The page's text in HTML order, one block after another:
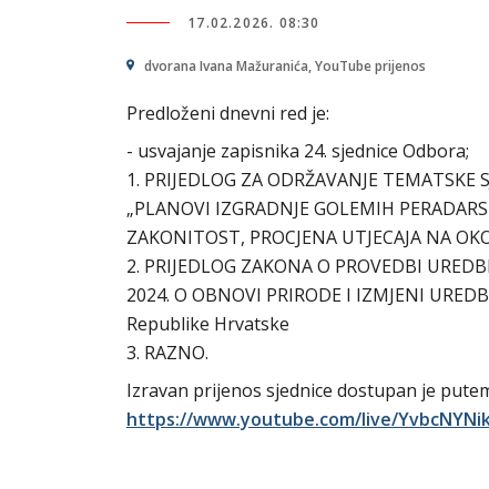
17.02.2026. 08:30
dvorana Ivana Mažuranića, YouTube prijenos
Predloženi dnevni red je:
- usvajanje zapisnika 24. sjednice Odbora;
1. PRIJEDLOG ZA ODRŽAVANJE
„PLANOVI IZGRADNJE GOLEMIH
ZAKONITOST, PROCJENA UTJECAJA NA
2. PRIJEDLOG ZAKONA O PROVEDBI
2024. O OBNOVI PRIRODE I IZMJENI
Republike Hrvatske
3. RAZNO.
Izravan prijenos sjednice dostupan je
https://www.youtube.com/live/